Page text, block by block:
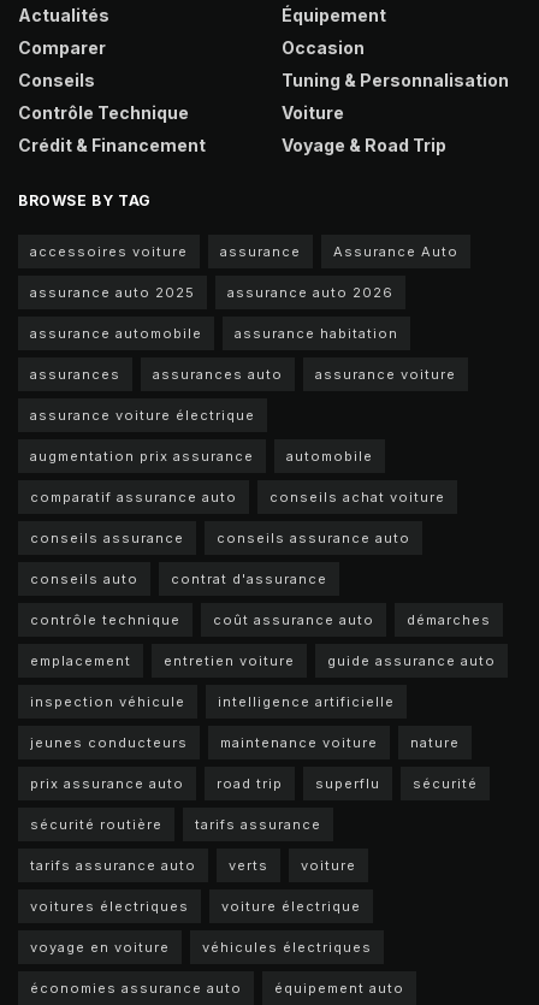
Actualités
Comparer
Conseils
Contrôle Technique
Crédit & Financement
Équipement
Occasion
Tuning & Personnalisation
Voiture
Voyage & Road Trip
BROWSE BY TAG
accessoires voiture assurance Assurance Auto
assurance auto 2025 assurance auto 2026
assurance automobile assurance habitation
assurances assurances auto assurance voiture
assurance voiture électrique
augmentation prix assurance automobile
comparatif assurance auto conseils achat voiture
conseils assurance conseils assurance auto
conseils auto contrat d'assurance
contrôle technique coût assurance auto démarches
emplacement entretien voiture guide assurance auto
inspection véhicule intelligence artificielle
jeunes conducteurs maintenance voiture nature
prix assurance auto road trip superflu sécurité
sécurité routière tarifs assurance
tarifs assurance auto verts voiture
voitures électriques voiture électrique
voyage en voiture véhicules électriques
économies assurance auto équipement auto